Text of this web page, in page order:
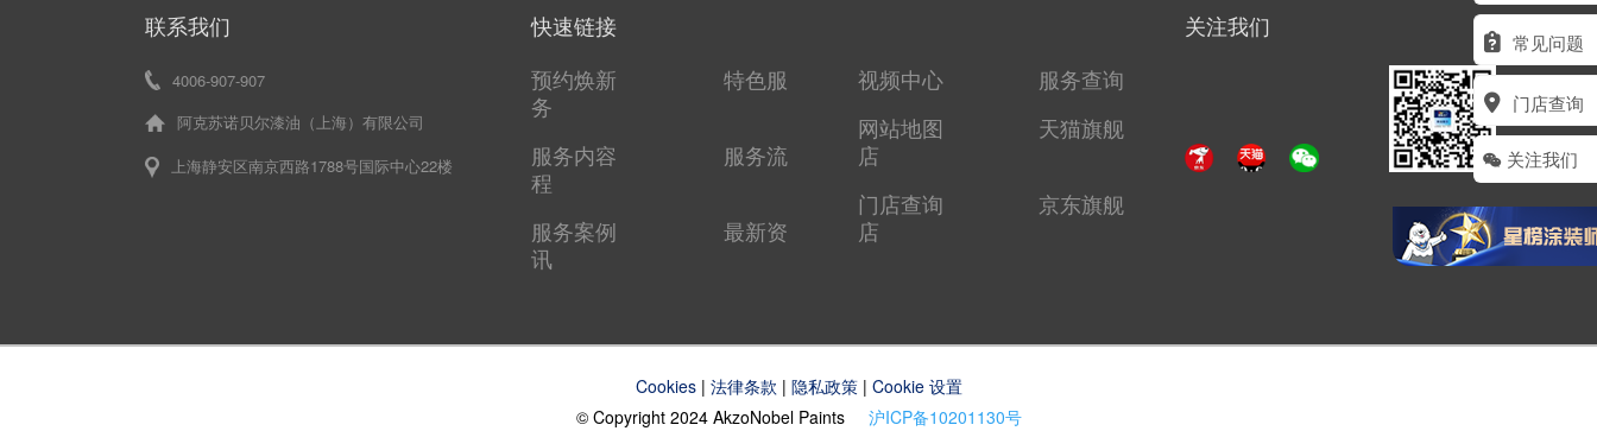
常见问题
门店查询
关注我们
联系我们
4006-907-907
阿克苏诺贝尔漆油（上海）有限公司
上海静安区南京西路1788号国际中心22楼
快速链接
预约焕新
特色服
务
服务内容
服务流
程
服务案例
最新资
讯
视频中心
服务查询
网站地图
天猫旗舰
店
门店查询
京东旗舰
店
关注我们
Cookies| 法律条款 | 隐私政策| Cookie 设置
© Copyright 2024 AkzoNobel Paints 沪ICP备10201130号